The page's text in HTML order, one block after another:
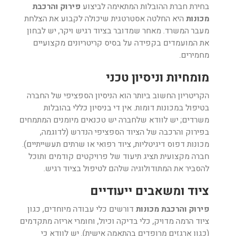
בחירת חברת ההובלות המתאימה לביצוע פירוק והרכבת
מכונות היא החלטה אסטרטגית שיכולה לקבוע את הצלחת
מעבר המשרד. מאחר שמדובר בציוד רגיש ויקר, יש לבחון
את המועמדים בקפידה על בסיס קריטריונים מקצועיים
מחמירים.
מומחיות וניסיון טכני
הקריטריון החשוב ביותר הוא הניסיון הספציפי של החברה
בטיפול במכונות דומות. אין די בניסיון כללי בהובלות
משרדים; יש לוודא שלחברה יש טכנאים מיומנים המתמחים
בפירוק והרכבה של הציוד הספציפי הנדרש (לדוגמה,
מכונות דפוס דיגיטליות, ציוד רפואי או שרתים תעשייתיים).
חברה מקצועית תציג תיעוד של פרויקטים קודמים ותוכל
להסביר את המתודולוגיה שלהם לטיפול בציוד רגיש.
ציוד ומשאבים ייעודיים
פירוק והרכבת מכונות דורשים כלי עבודה מיוחדים, כגון
ציוד הרמה מדויק, כלי בדיקה וכיול, וחומרי אריזה מתקדמים
(כגון ארגזים מרופדים בהתאמה אישית). יש לוודא כי